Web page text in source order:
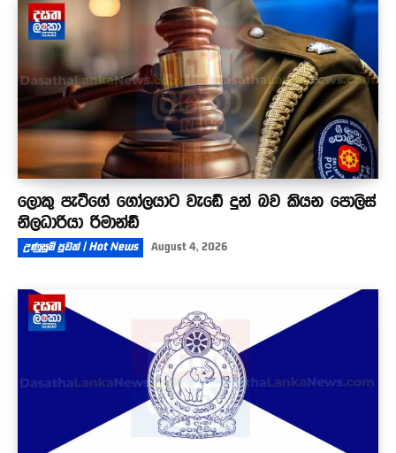
ලොකු පැටීගේ ගෝලයාට වැඩේ දුන් බව කියන පොලිස්
නිලධාරියා රිමාන්ඩ්
උණුසුම් පුවත් | Hot News August 4, 2026